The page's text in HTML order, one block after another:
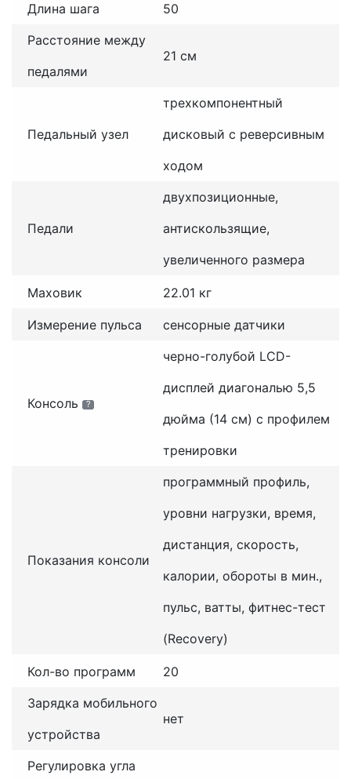
Длина шага
50
Расстояние между
педалями
21 см
Педальный узел
трехкомпонентный
дисковый с реверсивным
ходом
Педали
двухпозиционные,
антискользящие,
увеличенного размера
Маховик 22.01 кг
Измерение пульса сенсорные датчики
Консоль ?
черно-голубой LCD-
дисплей диагональю 5,5
дюйма (14 см) с профилем
тренировки
Показания консоли
программный профиль,
уровни нагрузки, время,
дистанция, скорость,
калории, обороты в мин.,
пульс, ватты, фитнес-тест
(Recovery)
Кол-во программ
20
Зарядка мобильного
устройства
нет
Регулировка угла